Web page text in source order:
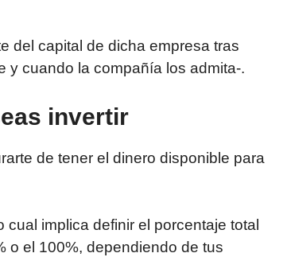
del capital de dicha empresa tras
y cuando la compañía los admita-.
invertir
de tener el dinero disponible para
implica definir el porcentaje total
o el 100%, dependiendo de tus